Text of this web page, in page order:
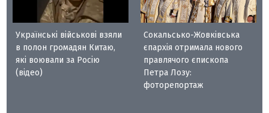
Українські військові взяли
в полон громадян Китаю,
які воювали за Росію
(відео)
Сокальсько-Жовківська
єпархія отримала нового
правлячого єпископа
Петра Лозу:
фоторепортаж